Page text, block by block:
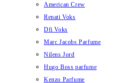
American Crew
Renati Voks
Dfi Voks
Marc Jacobs Parfume
Nilens Jord
Hugo Boss parfume
Kenzo Parfume